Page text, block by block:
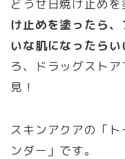
どうせ日焼け止めを
け止めを塗ったら
いな肌になったらい
ろ、ドラッグスト
見！
スキンアクアの「
ンダー」です。